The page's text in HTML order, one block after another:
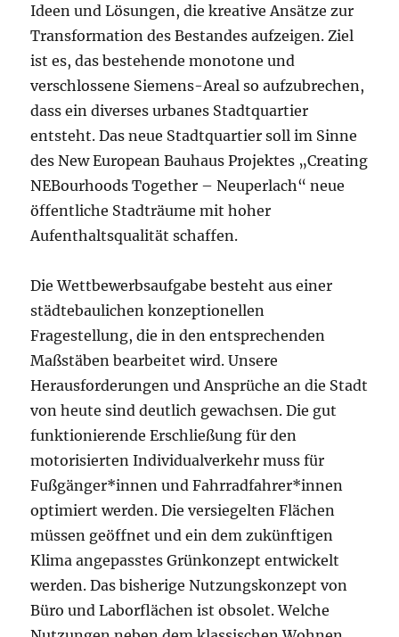
Ideen und Lösungen, die kreative Ansätze zur
Transformation des Bestandes aufzeigen. Ziel
ist es, das bestehende monotone und
verschlossene Siemens-Areal so aufzubrechen,
dass ein diverses urbanes Stadtquartier
entsteht. Das neue Stadtquartier soll im Sinne
des New European Bauhaus Projektes „Creating
NEBourhoods Together – Neuperlach“ neue
öffentliche Stadträume mit hoher
Aufenthaltsqualität schaffen.
Die Wettbewerbsaufgabe besteht aus einer
städtebaulichen konzeptionellen
Fragestellung, die in den entsprechenden
Maßstäben bearbeitet wird. Unsere
Herausforderungen und Ansprüche an die Stadt
von heute sind deutlich gewachsen. Die gut
funktionierende Erschließung für den
motorisierten Individualverkehr muss für
Fußgänger*innen und Fahrradfahrer*innen
optimiert werden. Die versiegelten Flächen
müssen geöffnet und ein dem zukünftigen
Klima angepasstes Grünkonzept entwickelt
werden. Das bisherige Nutzungskonzept von
Büro und Laborflächen ist obsolet. Welche